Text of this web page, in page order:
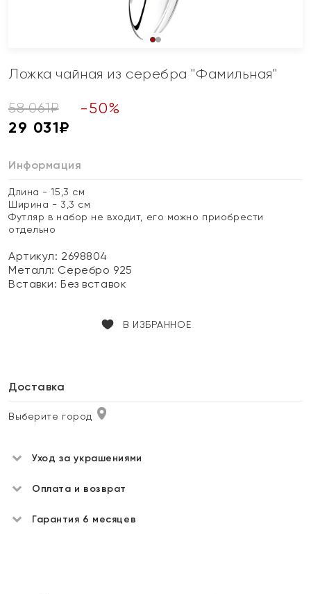
Ложка чайная из серебра "Фамильная"
58 061₽ -50%
29 031₽
Информация
Длина - 15,3 см
Ширина - 3,3 см
Футляр в набор не входит, его можно приобрести
отдельно
Артикул: 2698804
Металл: Серебро 925
Вставки:Без вставок
В ИЗБРАННОЕ
Доставка
Выберите город
Уход за украшениями
Оплата и возврат
Гарантия 6 месяцев